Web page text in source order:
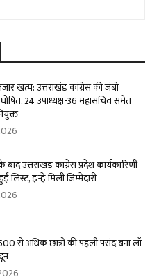
खत्म: उत्तराखंड कांग्रेस की जंबो
घोषित, 24 उपाध्यक्ष-36 महासचिव समेत
उत्तराखंड कांग्रेस प्रदेश कार्यकारिणी
लिस्ट, इन्हे मिली जिम्मेदारी
से अधिक छात्रों की पहली पसंद बना लॉ